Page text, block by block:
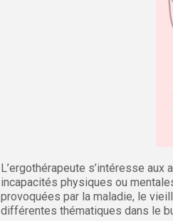
L’ergothérapeute s’intéresse
incapacités physiques ou
provoquées par la maladie, le
différentes thématiques dans le